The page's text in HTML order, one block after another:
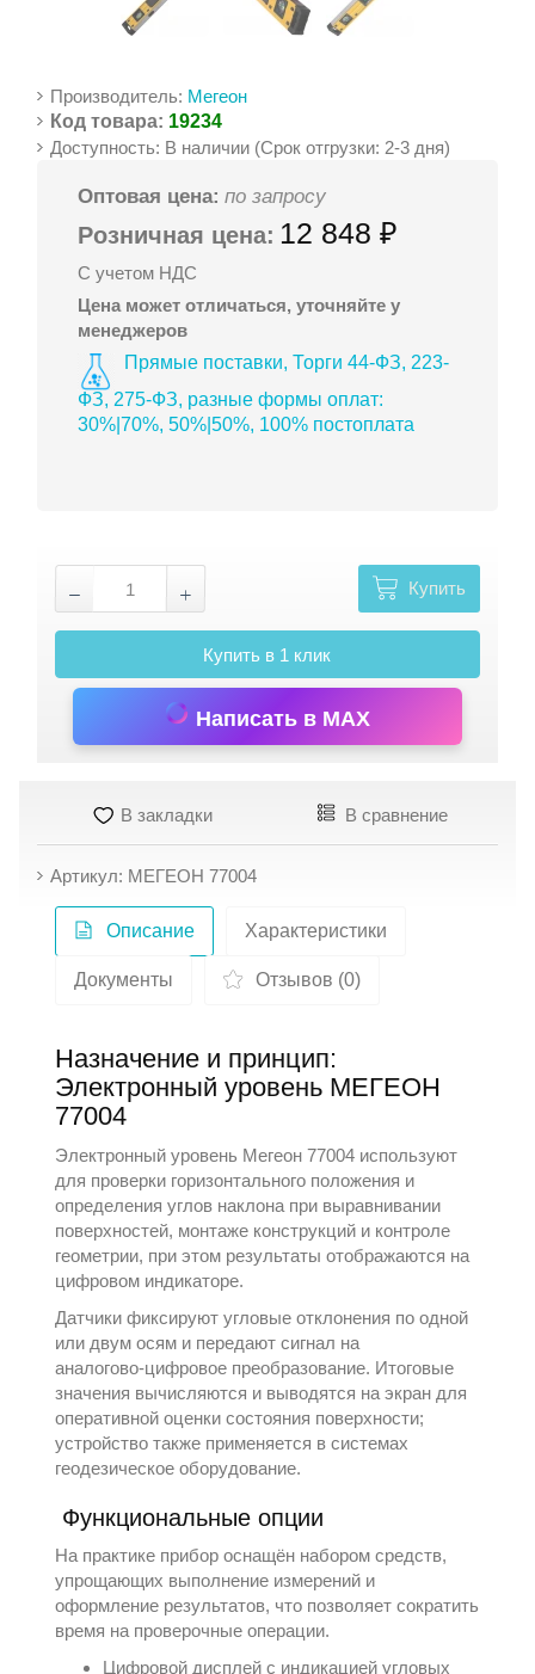
Производитель: Мегеон
Код товара: 19234
Доступность: В наличии (Срок отгрузки: 2-3 дня)
Оптовая цена: по запросу
Розничная цена: 12 848 ₽
С учетом НДС
Цена может отличаться, уточняйте у
менеджеров
Прямые поставки, Торги 44-ФЗ, 223-
ФЗ, 275-ФЗ, разные формы оплат:
30%|70%, 50%|50%, 100% постоплата
Купить
Купить в 1 клик
Написать в MAX
В закладки В сравнение
Артикул: МЕГЕОН 77004
Описание Характеристики
Документы Отзывов (0)
Назначение и принцип:
Электронный уровень МЕГЕОН
77004
Электронный уровень Мегеон 77004 используют
для проверки горизонтального положения и
определения углов наклона при выравнивании
поверхностей, монтаже конструкций и контроле
геометрии, при этом результаты отображаются на
цифровом индикаторе.
Датчики фиксируют угловые отклонения по одной
или двум осям и передают сигнал на
аналогово‑цифровое преобразование. Итоговые
значения вычисляются и выводятся на экран для
оперативной оценки состояния поверхности;
устройство также применяется в системах
геодезическое оборудование.
Функциональные опции
На практике прибор оснащён набором средств,
упрощающих выполнение измерений и
оформление результатов, что позволяет сократить
время на проверочные операции.
Цифровой дисплей с индикацией угловых